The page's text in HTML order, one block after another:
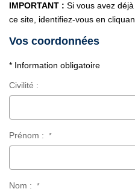
IMPORTANT : Si vous avez
ce site, identifiez-vous en
Vos coordonnées
* Information obligatoire
Civilité :
Prénom : *
Nom : *